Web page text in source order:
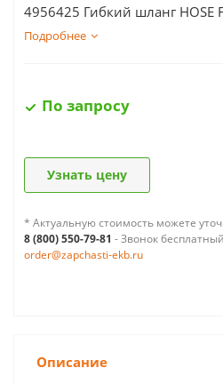
4956425 Гибкий шланг HOSE
Подробнее
По запросу
Узнать цену
* Актуальную стоимость можете
8 (800) 550-79-81 - Звонок бесплатный
order@zapchasti-ekb.ru
Описание